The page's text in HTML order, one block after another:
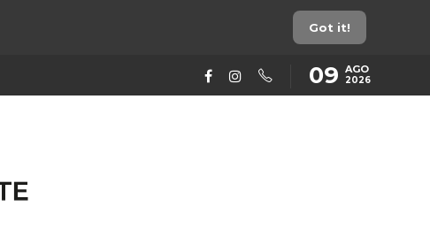
Got it!
09 AGO
2026